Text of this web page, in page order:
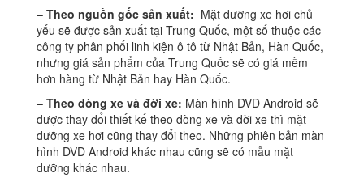
– Theo nguồn gốc sản xuất: Mặt dưỡng xe hơi chủ
yếu sẽ được sản xuất tại Trung Quốc, một số thuộc các
công ty phân phối linh kiện ô tô từ Nhật Bản, Hàn Quốc,
nhưng giá sản phẩm của Trung Quốc sẽ có giá mềm
hơn hàng từ Nhật Bản hay Hàn Quốc.
– Theo dòng xe và đời xe: Màn hình DVD Android sẽ
được thay đổi thiết kế theo dòng xe và đời xe thì mặt
dưỡng xe hơi cũng thay đổi theo. Những phiên bản màn
hình DVD Android khác nhau cũng sẽ có mẫu mặt
dưỡng khác nhau.